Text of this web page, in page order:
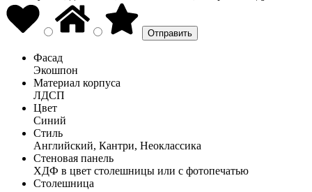
Фасад
Экошпон
Материал корпуса
ЛДСП
Цвет
Синий
Стиль
Английский, Кантри, Неоклассика
Стеновая панель
ХДФ в цвет столешницы или с фотопечатью
Столешница